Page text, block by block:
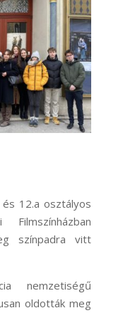
12.a osztályos
színpadra vitt
nemzetiségű
oldották meg